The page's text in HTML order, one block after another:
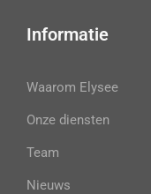
Informatie
Waarom Elysee
Onze diensten
Team
Nieuws